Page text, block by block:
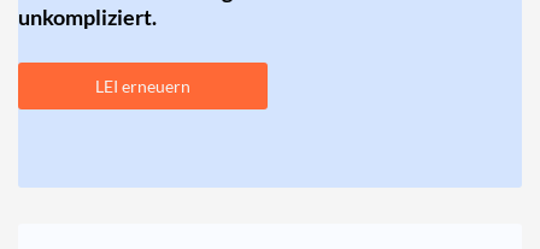
unkompliziert.
LEI erneuern